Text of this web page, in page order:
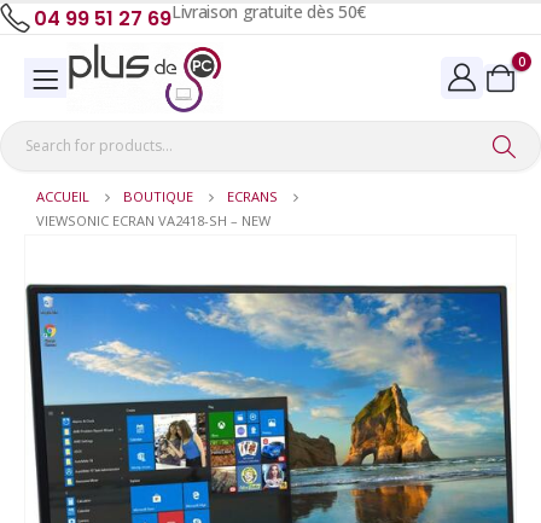
04 99 51 27 69Livraison gratuite dès 50€
0
ACCUEIL BOUTIQUE
ECRANS
VIEWSONIC ECRAN VA2418-SH – NEW